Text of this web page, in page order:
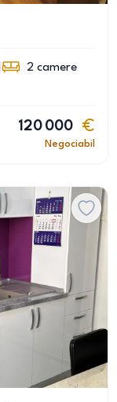
2 camere
120 000
Negociabil